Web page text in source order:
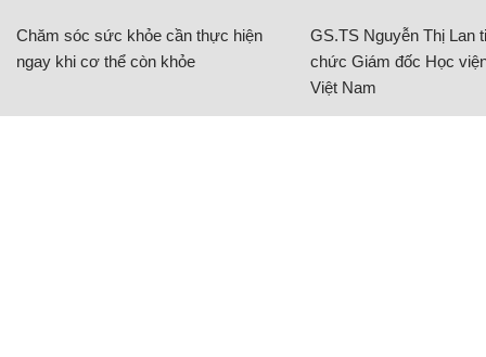
Chăm sóc sức khỏe cần thực hiện
ngay khi cơ thể còn khỏe
GS.TS Nguyễn Thị Lan
chức Giám đốc Học
Việt Nam